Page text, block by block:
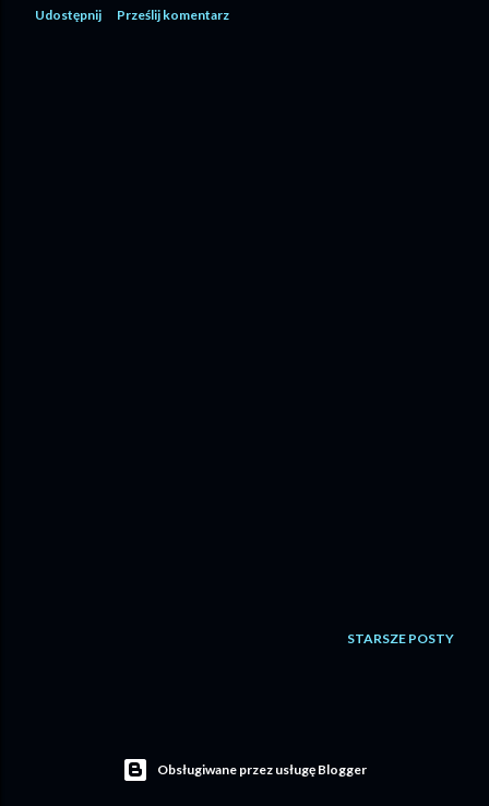
Udostępnij Prześlij komentarz
STARSZE POSTY
Obsługiwane przez usługę Blogger